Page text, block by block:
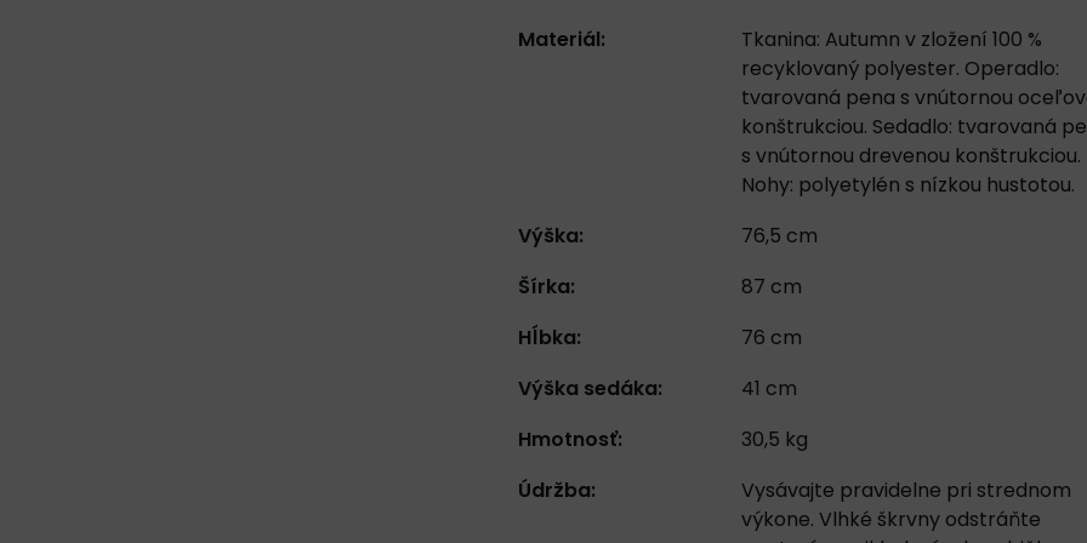
Materiál:
Tkanina: Autumn v zložení 100 %
recyklovaný polyester. Operadlo:
tvarovaná pena s vnútornou
konštrukciou. Sedadlo: tvarovaná
s vnútornou drevenou konštrukciou.
Nohy: polyetylén s nízkou hustotou.
Výška:
76,5 cm
Šírka:
87 cm
Hĺbka:
76 cm
Výška sedáka:
41 cm
Hmotnosť:
30,5 kg
Údržba:
Vysávajte pravidelne pri strednom
výkone. Vlhké škrvny odstráňte